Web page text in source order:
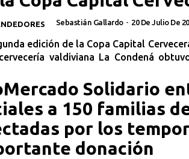
Sebastián Gallardo - 20 De Julio De
edición de la Copa Capital
valdiviana La Condená
Solidario
a 150 familias
por los
donación